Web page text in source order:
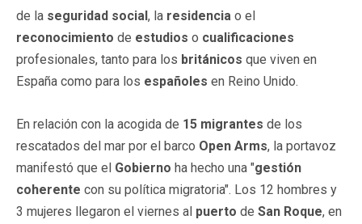
de la seguridad social, la residencia o el
reconocimiento de estudios o cualificaciones
profesionales, tanto para los británicos que viven en
España como para los españoles en Reino Unido.
En relación con la acogida de 15 migrantes de los
rescatados del mar por el barco Open Arms, la portavoz
manifestó que el Gobierno ha hecho una "gestión
coherente con su política migratoria". Los 12 hombres y
3 mujeres llegaron el viernes al puerto de San Roque, en